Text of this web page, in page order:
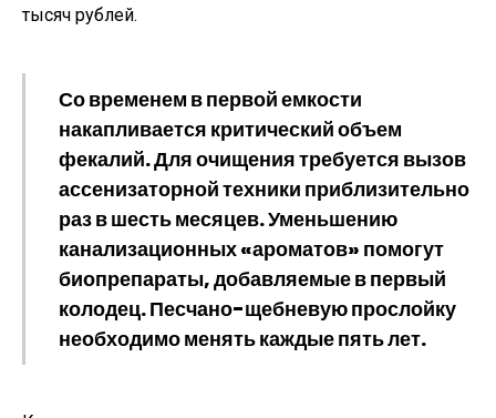
тысяч рублей.
Со временем в первой емкости
накапливается критический объем
фекалий. Для очищения требуется вызов
ассенизаторной техники приблизительно
раз в шесть месяцев. Уменьшению
канализационных «ароматов» помогут
биопрепараты, добавляемые в первый
колодец. Песчано-щебневую прослойку
необходимо менять каждые пять лет.